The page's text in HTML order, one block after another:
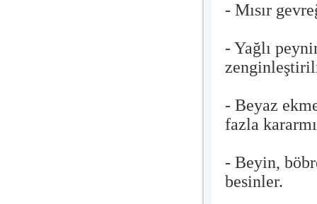
- Mısır
- Yağlı
- Beyaz
fazla
- Beyin,
besinler.